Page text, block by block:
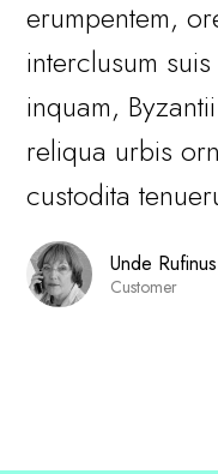
erumpentem,
interclusum
inquam,
reliqua urbis
custodita
Unde Rufinus
Customer